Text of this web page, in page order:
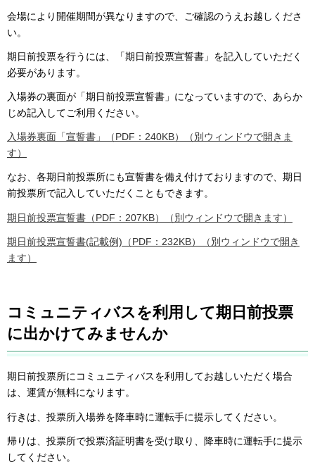
会場により開催期間が異なりますので、ご確認のうえお越しくださ
い。
期日前投票を行うには、「期日前投票宣誓書」を記入していただく
必要があります。
入場券の裏面が「期日前投票宣誓書」になっていますので、あらか
じめ記入してご利用ください。
入場券裏面「宣誓書」（PDF：240KB）（別ウィンドウで開きま
す）
なお、各期日前投票所にも宣誓書を備え付けておりますので、期日
前投票所で記入していただくこともできます。
期日前投票宣誓書（PDF：207KB）（別ウィンドウで開きます）
期日前投票宣誓書(記載例)（PDF：232KB）（別ウィンドウで開き
ます）
コミュニティバスを利用して期日前投票
に出かけてみませんか
期日前投票所にコミュニティバスを利用してお越しいただく場合
は、運賃が無料になります。
行きは、投票所入場券を降車時に運転手に提示してください。
帰りは、投票所で投票済証明書を受け取り、降車時に運転手に提示
してください。